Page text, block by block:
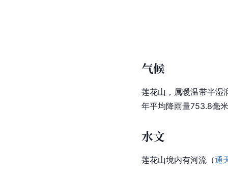
气候
莲花山，属暖温带半湿
年平均降雨量753.8毫
水文
莲花山境内有河流（通